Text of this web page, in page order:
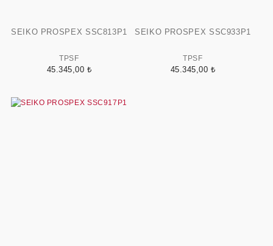
SEIKO PROSPEX SSC813P1
TPSF
45.345,00 ₺
SEIKO PROSPEX SSC933P1
TPSF
45.345,00 ₺